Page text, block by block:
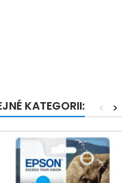
KATEGORII: >
<